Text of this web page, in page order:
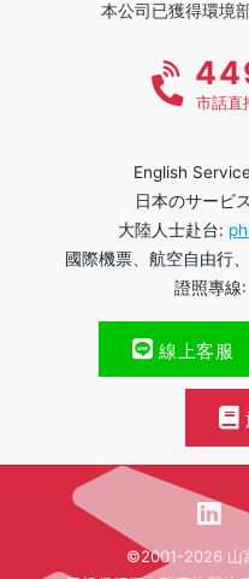
本公司已獲得環境
市話直
English
日本のサービ
大陸人士赴台:
國際機票、航空自由行
證照專
線上客服
©2001-2026 山